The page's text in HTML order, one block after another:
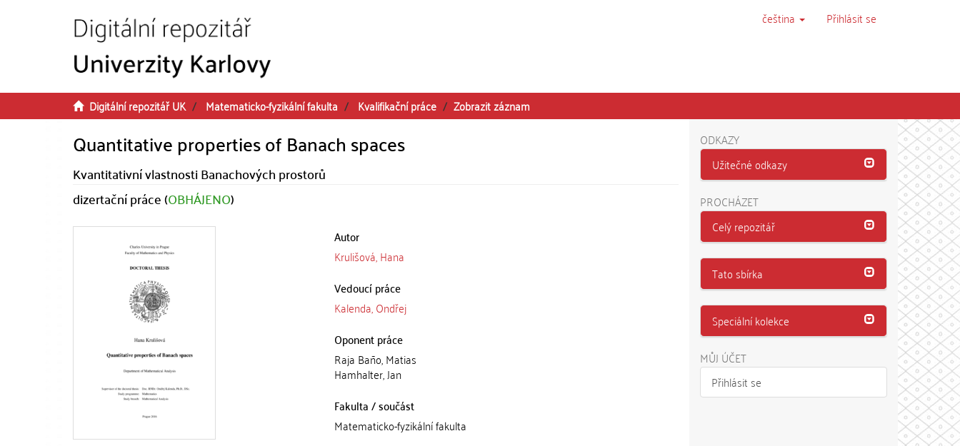
čeština Přihlásit se
Digitální repozitář UK Matematicko-fyzikální fakulta Kvalifikační práce Zobrazit záznam
Quantitative properties of Banach spaces
Kvantitativní vlastnosti Banachových prostorů
dizertační práce (OBHÁJENO)
Autor
Krulišová, Hana
Vedoucí práce
Kalenda, Ondřej
Oponent práce
Raja Baño, Matias
Hamhalter, Jan
Fakulta / součást
Matematicko-fyzikální fakulta
ODKAZY
Užitečné odkazy
PROCHÁZET
Celý repozitář
Tato sbírka
Speciální kolekce
MŮJ ÚČET
Přihlásit se